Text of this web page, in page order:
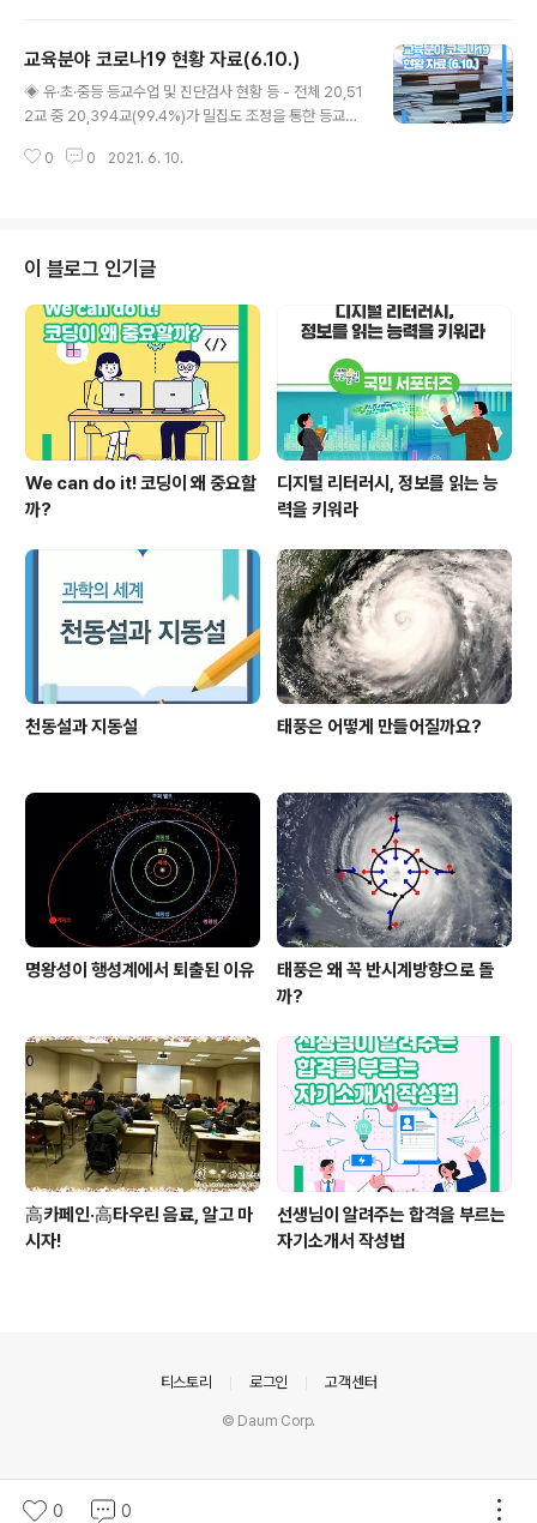
위해 기초‧차상위 계층 대학생 및 고등학생에게 학자금 지
원 정보 제공 ◈ 불법‧부당한 학자금 수급 방지를 위해 관
계 기관에 사해행위 취소 소송 자료 등을 요청할 수 있는 근
(화), 국무회의에서 교육부 소관 7개의 시행령 일부개정령
교육분야 코로나19 현황 자료(6.10.)
◈ 유·초·중등 등교수업 및 진단검사 현황 등 - 전체 20,51
2교 중 20,394교(99.4%)가 밀집도 조정을 통한 등교수
수업 실시 - 6.3.∼6.9.간 일 평균 학생 43.1명, 교직원 7.4
교직원 1.9명 확진 1. 유·초·중등 등교수업 및 진단검사 현황
등 학교 현황(6.10. 10시 기준) 등교수업 학교 현황 구 분
학교 수 (잠정) 등교수업 학교 (밀집도 조정 등) 등교 조정
(전학년 원격수업) 재량휴업 등 유치원 8,446..
0 0 2021. 6. 10.
이 블로그 인기글
We can do it! 코딩이 왜 중요할
까?
디지털 리터러시, 정보를 읽는 능
력을 키워라
천동설과 지동설 태풍은 어떻게 만들어질까요?
명왕성이 행성계에서 퇴출된 이유
태풍은 왜 꼭 반시계방향으로 돌
까?
高카페인·高타우린 음료, 알고 마
시자!
선생님이 알려주는 합격을 부르는
자기소개서 작성법
0 0
티스토리 로그인 고객센터
© Daum Corp.